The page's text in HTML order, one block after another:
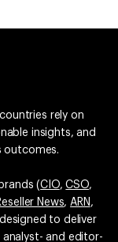
rely on
insights, and
outcomes.
(CIO,CSO,
News,ARN ,
to deliver
and editor-